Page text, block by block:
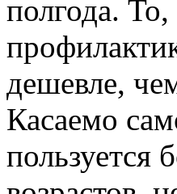
полгода.
дешевле,
Касаемо
пользуется